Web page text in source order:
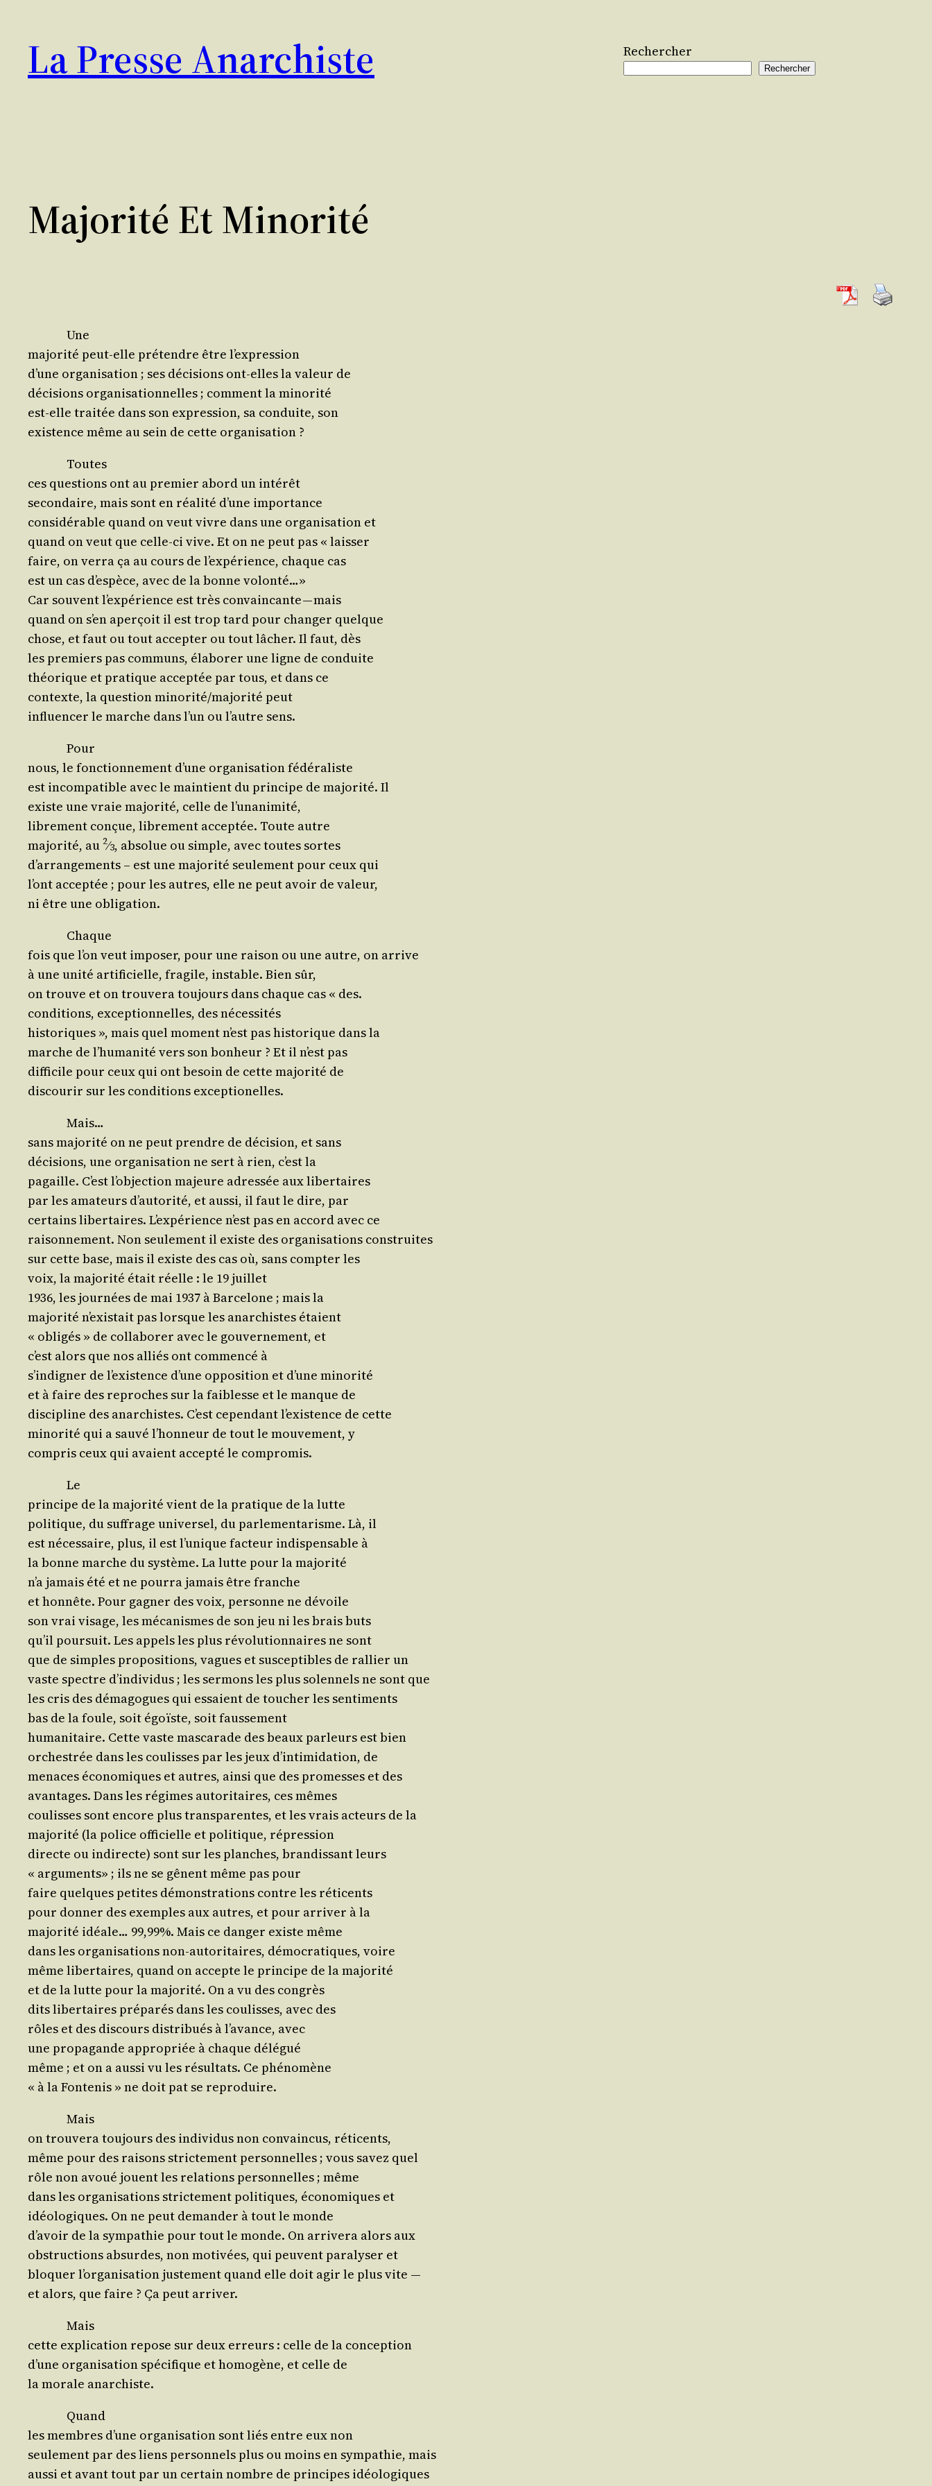
contenu
La Presse Anarchiste Rechercher
Rechercher
Majorité Et Minorité
Une
majo­ri­té peut-elle pré­tendre être l’expression
d’une orga­ni­sa­tion ; ses déci­sions ont-elles la valeur de
déci­sions orga­ni­sa­tion­nelles ; com­ment la minorité
est-elle trai­tée dans son expres­sion, sa conduite, son
exis­tence même au sein de cette organisation ?
Toutes
ces ques­tions ont au pre­mier abord un intérêt
secon­daire, mais sont en réa­li­té d’une importance
consi­dé­rable quand on veut vivre dans une orga­ni­sa­tion et
quand on veut que celle-ci vive. Et on ne peut pas « laisser
faire, on ver­ra ça au cours de l’ex­pé­rience, chaque cas
est un cas d’es­pèce, avec de la bonne volonté…»
Car sou­vent l’ex­pé­rience est très convain­cante — mais
quand on s’en aper­çoit il est trop tard pour chan­ger quelque
chose, et faut ou tout accep­ter ou tout lâcher. Il faut, dès
les pre­miers pas com­muns, éla­bo­rer une ligne de conduite
théo­rique et pra­tique accep­tée par tous, et dans ce
contexte, la ques­tion minorité/​majorité peut
influen­cer le marche dans l’un ou l’autre sens.
Pour
nous, le fonc­tion­ne­ment d’une orga­ni­sa­tion fédéraliste
est incom­pa­tible avec le main­tient du prin­cipe de majo­ri­té. Il
existe une vraie majo­ri­té, celle de l’unanimité,
libre­ment conçue, libre­ment accep­tée. Toute autre
majo­ri­té, au 2⁄3, abso­lue ou simple, avec toutes sortes
d’ar­ran­ge­ments – est une majo­ri­té seule­ment pour ceux qui
l’ont accep­tée ; pour les autres, elle ne peut avoir de valeur,
ni être une obligation.
Chaque
fois que l’on veut impo­ser, pour une rai­son ou une autre, on arrive
à une uni­té arti­fi­cielle, fra­gile, instable. Bien sûr,
on trouve et on trou­ve­ra tou­jours dans chaque cas « des.
condi­tions, excep­tion­nelles, des nécessités
his­to­riques », mais quel moment n’est pas his­to­rique dans la
marche de l’hu­ma­ni­té vers son bon­heur ? Et il n’est pas
dif­fi­cile pour ceux qui ont besoin de cette majo­ri­té de
dis­cou­rir sur les condi­tions exceptionelles.
Mais…
sans majo­ri­té on ne peut prendre de déci­sion, et sans
déci­sions, une orga­ni­sa­tion ne sert à rien, c’est la
pagaille. C’est l’ob­jec­tion majeure adres­sée aux libertaires
par les ama­teurs d’au­to­ri­té, et aus­si, il faut le dire, par
cer­tains liber­taires. L’ex­pé­rience n’est pas en accord avec ce
rai­son­ne­ment. Non seule­ment il existe des orga­ni­sa­tions construites
sur cette base, mais il existe des cas où, sans comp­ter les
voix, la majo­ri­té était réelle : le 19 juillet
1936, les jour­nées de mai 1937 à Bar­ce­lone ; mais la
majo­ri­té n’exis­tait pas lorsque les anar­chistes étaient
« obli­gés » de col­la­bo­rer avec le gou­ver­ne­ment, et
c’est alors que nos alliés ont com­men­cé à
s’in­di­gner de l’exis­tence d’une oppo­si­tion et d’une minorité
et à faire des reproches sur la fai­blesse et le manque de
dis­ci­pline des anar­chistes. C’est cepen­dant l’exis­tence de cette
mino­ri­té qui a sau­vé l’hon­neur de tout le mou­ve­ment, y
com­pris ceux qui avaient accep­té le compromis.
Le
prin­cipe de la majo­ri­té vient de la pra­tique de la lutte
poli­tique, du suf­frage uni­ver­sel, du par­le­men­ta­risme. Là, il
est néces­saire, plus, il est l’u­nique fac­teur indis­pen­sable à
la bonne marche du sys­tème. La lutte pour la majorité
n’a jamais été et ne pour­ra jamais être franche
et hon­nête. Pour gagner des voix, per­sonne ne dévoile
son vrai visage, les méca­nismes de son jeu ni les brais buts
qu’il pour­suit. Les appels les plus révo­lu­tion­naires ne sont
que de simples pro­po­si­tions, vagues et sus­cep­tibles de ral­lier un
vaste spectre d’in­di­vi­dus ; les ser­mons les plus solen­nels ne sont que
les cris des déma­gogues qui essaient de tou­cher les sentiments
bas de la foule, soit égoïste, soit faussement
huma­ni­taire. Cette vaste mas­ca­rade des beaux par­leurs est bien
orches­trée dans les cou­lisses par les jeux d’in­ti­mi­da­tion, de
menaces éco­no­miques et autres, ain­si que des pro­messes et des
avan­tages. Dans les régimes auto­ri­taires, ces mêmes
cou­lisses sont encore plus trans­pa­rentes, et les vrais acteurs de la
majo­ri­té (la police offi­cielle et poli­tique, répression
directe ou indi­recte) sont sur les planches, bran­dis­sant leurs
« argu­ments» ; ils ne se gênent même pas pour
faire quelques petites démons­tra­tions contre les réticents
pour don­ner des exemples aux autres, et pour arri­ver à la
majo­ri­té idéale… 99,99%. Mais ce dan­ger existe même
dans les orga­ni­sa­tions non-auto­ri­taires, démo­cra­tiques, voire
même liber­taires, quand on accepte le prin­cipe de la majorité
et de la lutte pour la majo­ri­té. On a vu des congrès
dits liber­taires pré­pa­rés dans les cou­lisses, avec des
rôles et des dis­cours dis­tri­bués à l’a­vance, avec
une pro­pa­gande appro­priée à chaque délégué
même ; et on a aus­si vu les résul­tats. Ce phénomène
« à la Fon­te­nis » ne doit pat se reproduire.
Mais
on trou­ve­ra tou­jours des indi­vi­dus non convain­cus, réticents,
même pour des rai­sons stric­te­ment per­son­nelles ; vous savez quel
rôle non avoué jouent les rela­tions per­son­nelles ; même
dans les orga­ni­sa­tions stric­te­ment poli­tiques, éco­no­miques et
idéo­lo­giques. On ne peut deman­der à tout le monde
d’a­voir de la sym­pa­thie pour tout le monde. On arri­ve­ra alors aux
obs­truc­tions absurdes, non moti­vées, qui peuvent para­ly­ser et
blo­quer l’or­ga­ni­sa­tion jus­te­ment quand elle doit agir le plus vite —
et alors, que faire ? Ça peut arriver.
Mais
cette expli­ca­tion repose sur deux erreurs : celle de la conception
d’une orga­ni­sa­tion spé­ci­fique et homo­gène, et celle de
la morale anarchiste.
Quand
les membres d’une orga­ni­sa­tion sont liés entre eux non
seule­ment par des liens per­son­nels plus ou moins en sym­pa­thie, mais
aus­si et avant tout par un cer­tain nombre de prin­cipes idéologiques